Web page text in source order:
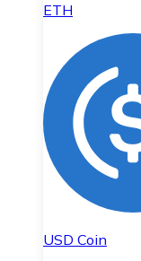
ETH
USD Coin